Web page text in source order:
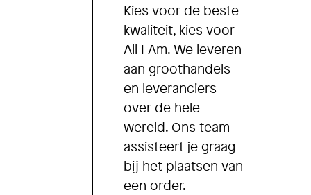
Kies voor de beste
kwaliteit, kies voor
All I Am. We leveren
aan groothandels
en leveranciers
over de hele
wereld. Ons team
assisteert je graag
bij het plaatsen van
een order.